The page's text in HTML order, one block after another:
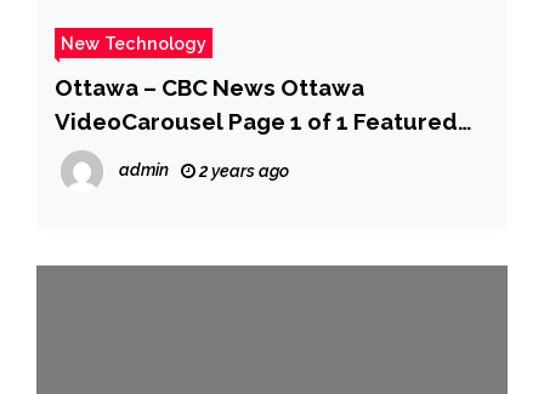
New Technology
Ottawa – CBC News Ottawa
VideoCarousel Page 1 of 1 Featured
Content Council passes…
admin 2 years ago